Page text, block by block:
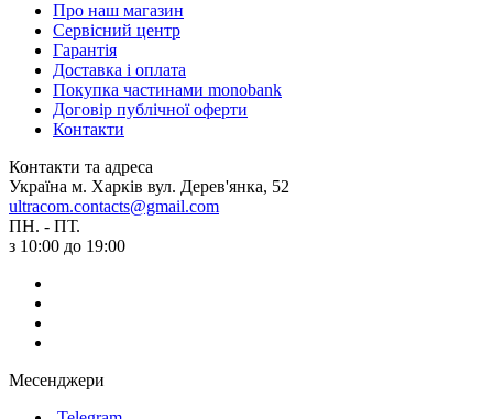
Про наш магазин
Сервісний центр
Гарантія
Доставка і оплата
Покупка частинами monobank
Договір публічної оферти
Контакти
Контакти та адреса
Україна м. Харків вул. Дерев'янка, 52
ultracom.contacts@gmail.com
ПН. - ПТ.
з 10:00 до 19:00
Месенджери